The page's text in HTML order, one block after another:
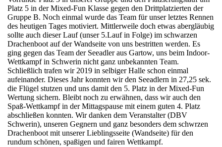
Platz 5 in der Mixed-Fun Klasse gegen den Drittplatzierten der
Gruppe B. Noch einmal wurde das Team für unser letztes Rennen
des heutigen Tages motiviert. Mittlerweile doch etwas abergläubig
sollte auch dieser Lauf (unser 5.Lauf in Folge) im schwarzen
Drachenboot auf der Wandseite von uns bestritten werden. Es
ging gegen das Team der Seeadler aus Gartow, uns beim Indoor-
Wettkampf in Schwerin nicht ganz unbekannten Team.
Schließlich trafen wir 2019 in selbiger Halle schon einmal
aufeinander. Dieses Jahr konnten wir den Seeadlern in 27,25 sek.
die Flügel stutzen und uns damit den 5. Platz in der Mixed-Fun
Wertung sichern. Bleibt noch zu erwähnen, dass wir auch den
Spaß-Wettkampf in der Mittagspause mit einem guten 4. Platz
abschließen konnten. Wir danken dem Veranstalter (DBV
Schwerin), unseren Gegnern und ganz besonders dem schwrzen
Drachenboot mit unserer Lieblingsseite (Wandseite) für den
rundum schönen, spaßigen und fairen Wettkampf.